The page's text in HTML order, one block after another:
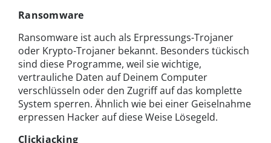
Ransomware
Ransomware ist auch als Erpressungs-Trojaner
oder Krypto-Trojaner bekannt. Besonders tückisch
sind diese Programme, weil sie wichtige,
vertrauliche Daten auf Deinem Computer
verschlüsseln oder den Zugriff auf das komplette
System sperren. Ähnlich wie bei einer Geiselnahme
erpressen Hacker auf diese Weise Lösegeld.
Clickjacking